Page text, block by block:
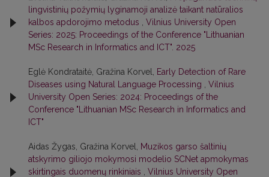
lingvistinių požymių lyginamoji analizė taikant natūralios
kalbos apdorojimo metodus
Vilnius University Open
Series: 2025: Proceedings of the Conference "Lithuanian
MSc Research in Informatics and ICT". 2025
Eglė Kondrataitė, Gražina Korvel,
Early Detection of Rare
Diseases using Natural Language Processing
Vilnius
University Open Series: 2024: Proceedings of the
Conference "Lithuanian MSc Research in Informatics and
ICT"
Aidas Žygas, Gražina Korvel,
Muzikos garso šaltinių
atskyrimo giliojo mokymosi modelio SCNet apmokymas
skirtingais duomenų rinkiniais
Vilnius University Open